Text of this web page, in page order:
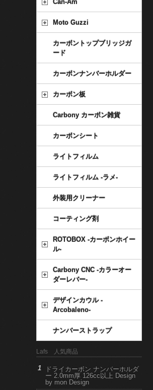
Can-Am
Moto Guzzi
カーボントップブリッジガ
ード
カーボンナンバーホルダー
カーボン板
Carbony カーボン雑貨
カーボンシート
ライトフィルム
ライトフィルム -ラメ-
外装用クリーナー
コーティング剤
ROTOBOX -カーボンホイー
ル-
Carbony CNC -カラーオー
ダーレバー-
デザインカウル -
Arcobaleno-
ナンバーストラップ
Lafs 人気商品
ドライカーボン ナンバーホルダ
ー 2.0mm厚 126cc以上 Design
by mon Design